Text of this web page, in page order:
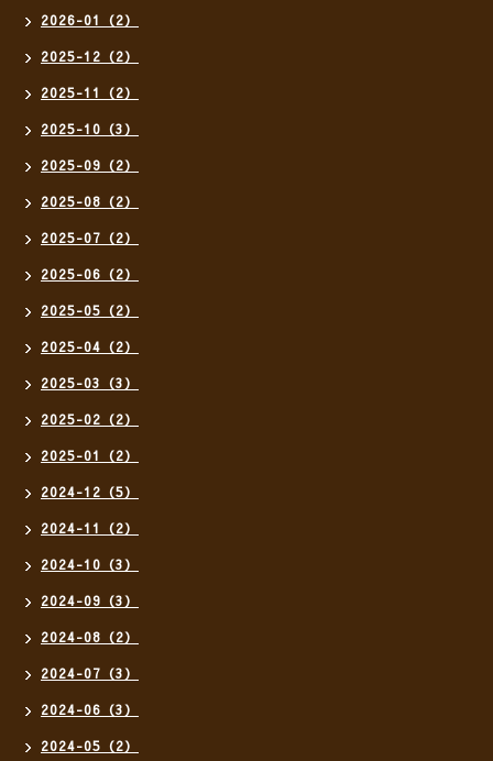
2026-01（2）
2025-12（2）
2025-11（2）
2025-10（3）
2025-09（2）
2025-08（2）
2025-07（2）
2025-06（2）
2025-05（2）
2025-04（2）
2025-03（3）
2025-02（2）
2025-01（2）
2024-12（5）
2024-11（2）
2024-10（3）
2024-09（3）
2024-08（2）
2024-07（3）
2024-06（3）
2024-05（2）